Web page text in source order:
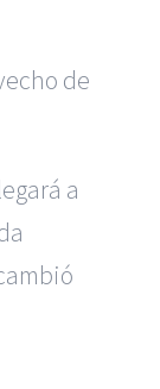
de
a